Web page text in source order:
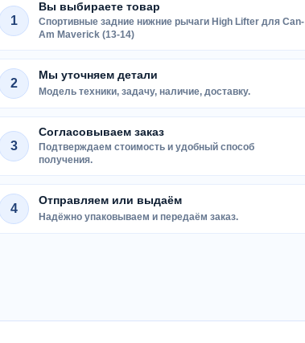
1
Вы выбираете товар
Спортивные задние нижние рычаги High Lifter для Can-
Am Maverick (13-14)
2
Мы уточняем детали
Модель техники, задачу, наличие, доставку.
3
Согласовываем заказ
Подтверждаем стоимость и удобный способ
получения.
4
Отправляем или выдаём
Надёжно упаковываем и передаём заказ.